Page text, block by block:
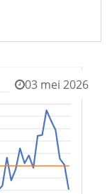
03 mei 2026